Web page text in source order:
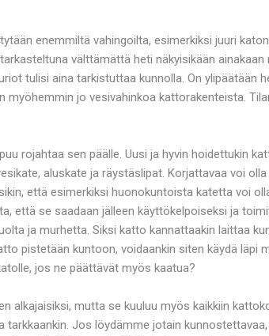
enemmiltä vahingoilta, esimerkiksi juuri
välttämättä heti näkyisikään ainakaan
tulisi aina tarkistuttaa kunnolla. On ylipäätään
jo vesivahinkoa kattorakenteista.
rojahtaa sen päälle. Uusi ja hyvin hoidettukin
aluskate ja räystäslipat. Korjattavaa voi olla
että esimerkiksi huonokuntoista katetta voi
että se saadaan jälleen käyttökelpoiseksi ja
ja murhetta. Siksi katto kannattaakin laittaa
pistetään kuntoon, voidaankin siten käydä läpi
jos ne päättävät myös kaatua?
alkajaisiksi, mutta se kuuluu myös kaikkiin
Jos löydämme jotain